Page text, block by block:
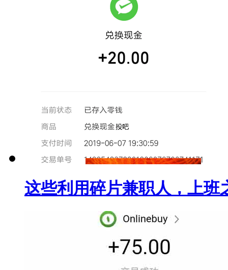
这些利用碎片兼职人，上班